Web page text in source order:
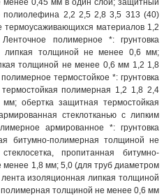
полиолефина 2,2 2,5 2,8 3,5 313 (40)
термоусаживающихся материалов 1,2
полимерное *: грунтовка
липкая толщиной не менее 0,6 мм;
толщиной не менее 0,6 мм 1,2 1,8
термостойкое *: грунтовка
полимерная 1,2 1,8 2,4
обертка защитная термостойкая
стеклотканью с липким
армированное *: грунтовка
битумно-полимерная толщиной не
пропитанная битумно-
1,8 мм; 5,0 (для труб диаметром
изоляционная липкая толщиной
толщиной не менее 0,6 мм